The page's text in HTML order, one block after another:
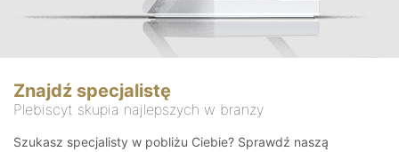
Znajdź specjalistę
Plebiscyt skupia najlepszych w branży
Szukasz specjalisty w pobliżu Ciebie? Sprawdź naszą